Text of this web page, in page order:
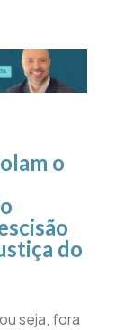
o
do
seja, fora